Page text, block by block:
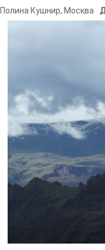
Полина Кушнир, Москва